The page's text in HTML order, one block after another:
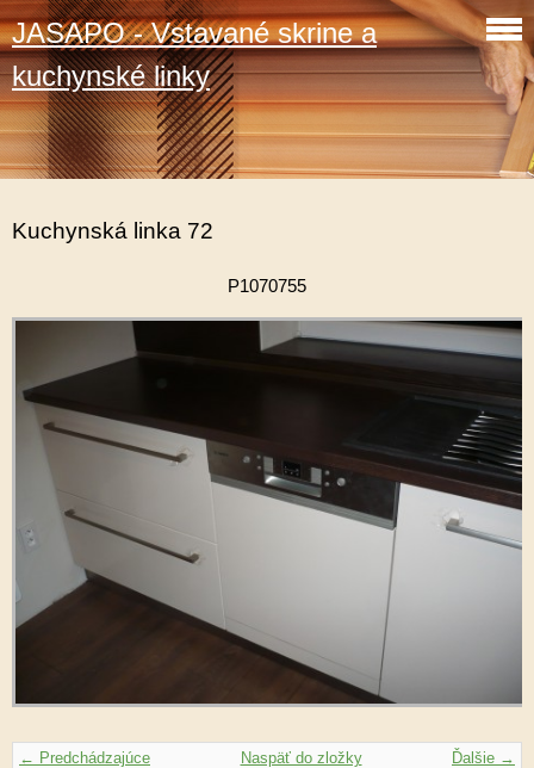
JASAPO - Vstavané skrine a
kuchynské linky
Kuchynská linka 72
P1070755
← Predchádzajúce Ďalšie →
Naspäť do zložky